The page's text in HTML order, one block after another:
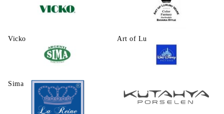
Vicko Art of Luxury Ware
Sima